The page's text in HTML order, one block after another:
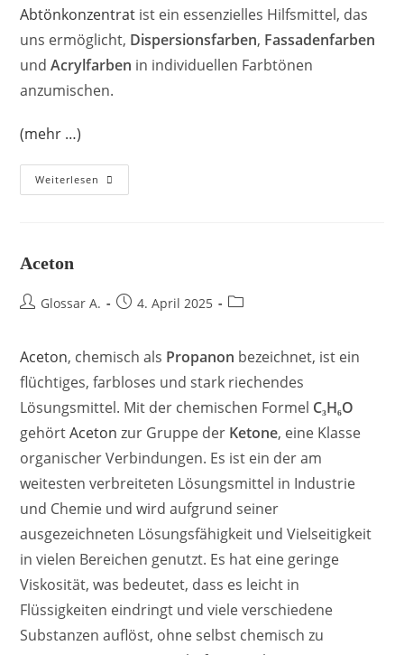
Abtönkonzentrat ist ein essenzielles Hilfsmittel, das
uns ermöglicht, Dispersionsfarben, Fassadenfarben
undAcrylfarben in individuellen Farbtönen
anzumischen.
(mehr …)
Weiterlesen
Aceton
Glossar A. 4. April 2025
Aceton, chemisch als Propanon bezeichnet, ist ein
flüchtiges, farbloses und stark riechendes
Lösungsmittel. Mit der chemischen Formel C₃H₆O
gehörtAceton zur Gruppe der Ketone, eine Klasse
organischer Verbindungen. Es ist ein der am
weitesten verbreiteten Lösungsmittel in Industrie
und Chemie und wird aufgrund seiner
ausgezeichneten Lösungsfähigkeit und Vielseitigkeit
in vielen Bereichen genutzt. Es hat eine geringe
Viskosität, was bedeutet, dass es leicht in
Flüssigkeiten eindringt und viele verschiedene
Substanzen auflöst, ohne selbst chemisch zu